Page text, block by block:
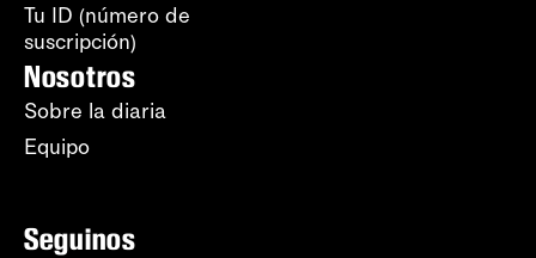
Tu ID (número de
suscripción)
Nosotros
Sobre la diaria
Equipo
Seguinos